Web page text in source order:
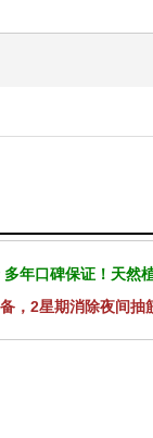
年口碑保证！天然
，2星期消除夜间